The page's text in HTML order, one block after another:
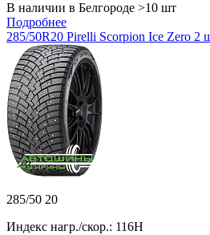
В наличии в Белгороде >10 шт
Подробнее
285/50R20 Pirelli Scorpion Ice Zero 2
285/50 20
Индекс нагр./скор.: 116H